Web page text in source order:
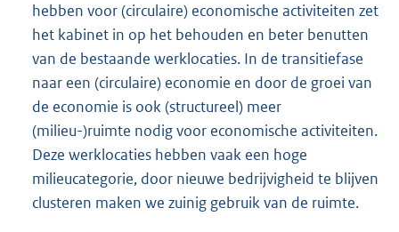
hebben voor (circulaire) economische activiteiten zet
het kabinet in op het behouden en beter benutten
van de bestaande werklocaties. In de transitiefase
naar een (circulaire) economie en door de groei van
de economie is ook (structureel) meer
(milieu-)ruimte nodig voor economische activiteiten.
Deze werklocaties hebben vaak een hoge
milieucategorie, door nieuwe bedrijvigheid te blijven
clusteren maken we zuinig gebruik van de ruimte.